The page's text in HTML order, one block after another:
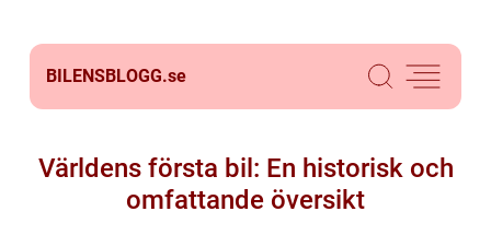
BILENSBLOGG.se
Världens första bil: En historisk och
omfattande översikt